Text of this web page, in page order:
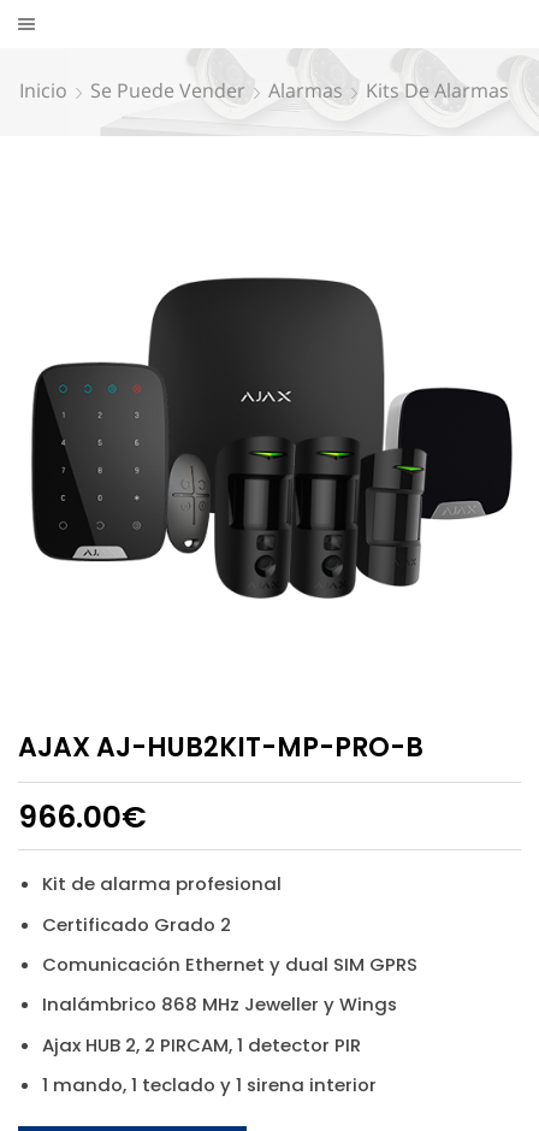
Inicio Se Puede Vender Alarmas Kits De Alarmas
AJAX AJ-HUB2KIT-MP-PRO-B
966.00€
Kit de alarma profesional
Certificado Grado 2
Comunicación Ethernet y dual SIM GPRS
Inalámbrico 868 MHz Jeweller y Wings
Ajax HUB 2, 2 PIRCAM, 1 detector PIR
1 mando, 1 teclado y 1 sirena interior